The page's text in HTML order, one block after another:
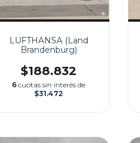
LUFTHANSA (Land
Brandenburg)
$188.832
6 cuotas sin interés de
$31.472